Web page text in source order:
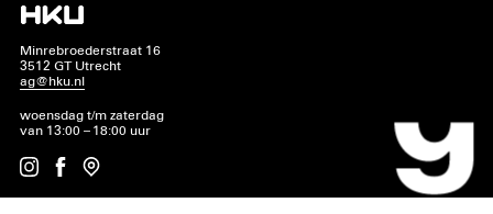
Minrebroederstraat 16
3512 GT Utrecht
ag@hku.nl
woensdag t/m zaterdag
van 13:00 – 18:00 uur